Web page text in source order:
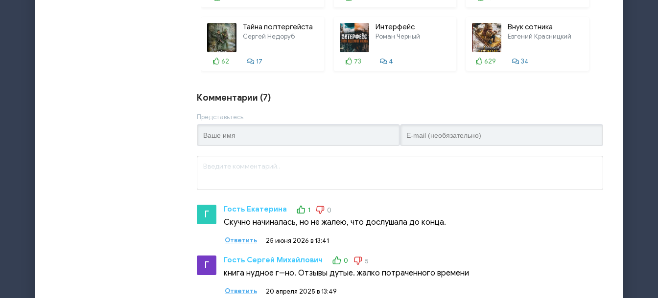
Тайна полтергейста
Сергей Недоруб
62 17
Интерфейс
Роман Чёрный
73 4
Внук сотника
Евгений Красницкий
629 34
Комментарии (7)
Представьтесь
Г Гость Екатерина 1 0
Скучно начиналась, но не жалею, что дослушала до конца.
Ответить 25 июня 2026 в 13:41
Г Гость Сергей Михайлович 0 5
книга нудное г--но. Отзывы дутые. жалко потраченного времени
Ответить 20 апреля 2025 в 13:49